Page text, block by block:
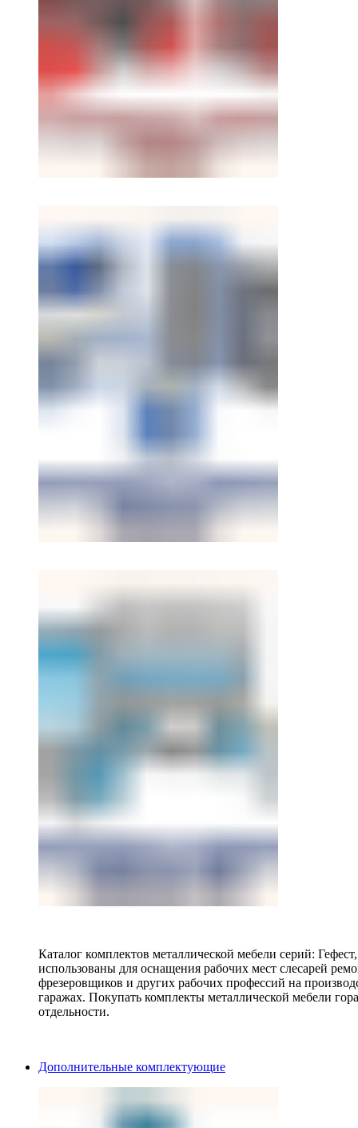
Каталог комплектов металлической мебели серий:
использованы для оснащения рабочих мест слесарей
фрезеровщиков и других рабочих профессий на
гаражах. Покупать комплекты металлической мебели
отдельности.
Дополнительные комплектующие